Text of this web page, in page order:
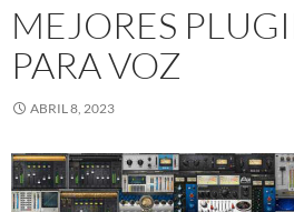
MEJORES
PARA VOZ
ABRIL 8, 2023